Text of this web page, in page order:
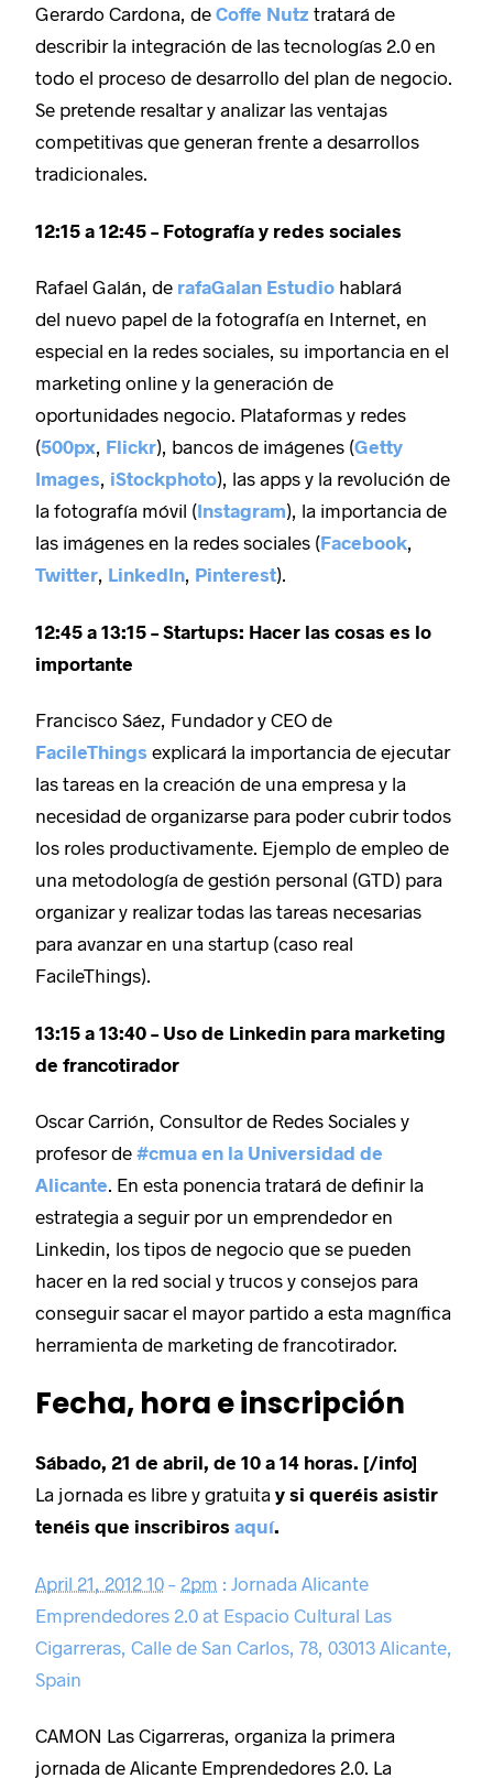
Gerardo Cardona, deCoffe Nutz tratará de
describir la integración de las tecnologías 2.0 en
todo el proceso de desarrollo del plan de negocio.
Se pretende resaltar y analizar las ventajas
competitivas que generan frente a desarrollos
tradicionales.
12:15 a 12:45 – Fotografía y redes sociales
Rafael Galán, de rafaGalan Estudio hablará
del nuevo papel de la fotografía en Internet, en
especial en la redes sociales, su importancia en el
marketing online y la generación de
oportunidades negocio. Plataformas y redes
(500px, Flickr), bancos de imágenes (Getty
Images, iStockphoto), las apps y la revolución de
la fotografía móvil (Instagram), la importancia de
las imágenes en la redes sociales (Facebook,
Twitter, LinkedIn, Pinterest).
12:45 a 13:15 – Startups: Hacer las cosas es lo
importante
Francisco Sáez, Fundador y CEO de
FacileThings explicará la importancia de ejecutar
las tareas en la creación de una empresa y la
necesidad de organizarse para poder cubrir todos
los roles productivamente. Ejemplo de empleo de
una metodología de gestión personal (GTD) para
organizar y realizar todas las tareas necesarias
para avanzar en una startup (caso real
FacileThings).
13:15 a 13:40 – Uso de Linkedin para marketing
de francotirador
Oscar Carrión, Consultor de Redes Sociales y
profesor de#cmua en la Universidad de
Alicante. En esta ponencia tratará de definir la
estrategia a seguir por un emprendedor en
Linkedin, los tipos de negocio que se pueden
hacer en la red social y trucos y consejos para
conseguir sacar el mayor partido a esta magnífica
herramienta de marketing de francotirador.
Fecha, hora e inscripción
Sábado, 21 de abril, de 10 a 14 horas. [/info]
La jornada es libre y gratuita y si queréis asistir
tenéis que inscribirosaquí.
April 21, 2012 10 – 2pm : Jornada Alicante
Emprendedores 2.0 at Espacio Cultural Las
Cigarreras, Calle de San Carlos, 78, 03013 Alicante,
Spain
CAMON Las Cigarreras, organiza la primera
jornada de Alicante Emprendedores 2.0. La